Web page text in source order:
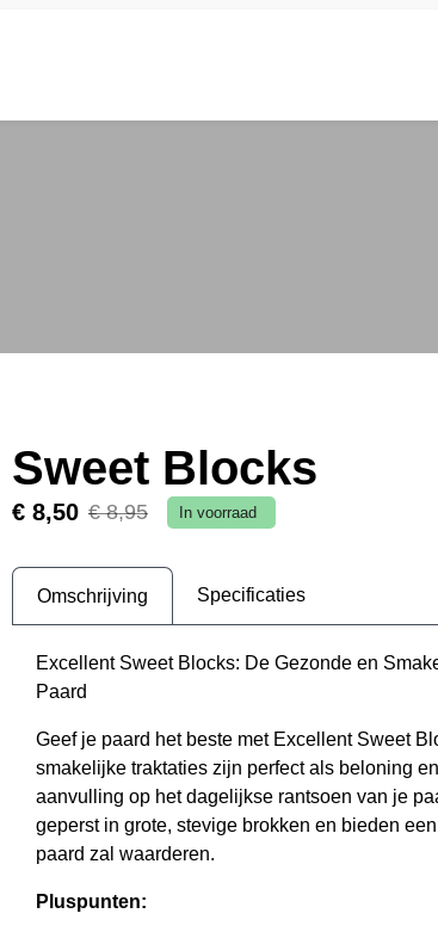
Sweet Blocks
€ 8,50 € 8,95 In voorraad
Omschrijving Specificaties
Excellent Sweet Blocks: De Gezonde en
Paard
Geef je paard het beste met Excellent Sweet
smakelijke traktaties zijn perfect als beloning
aanvulling op het dagelijkse rantsoen van je
geperst in grote, stevige brokken en bieden
paard zal waarderen.
Pluspunten: